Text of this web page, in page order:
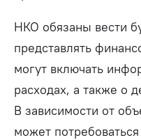
НКО обязаны вести
представлять
могут включать
расходах, а также о
В зависимости от
может